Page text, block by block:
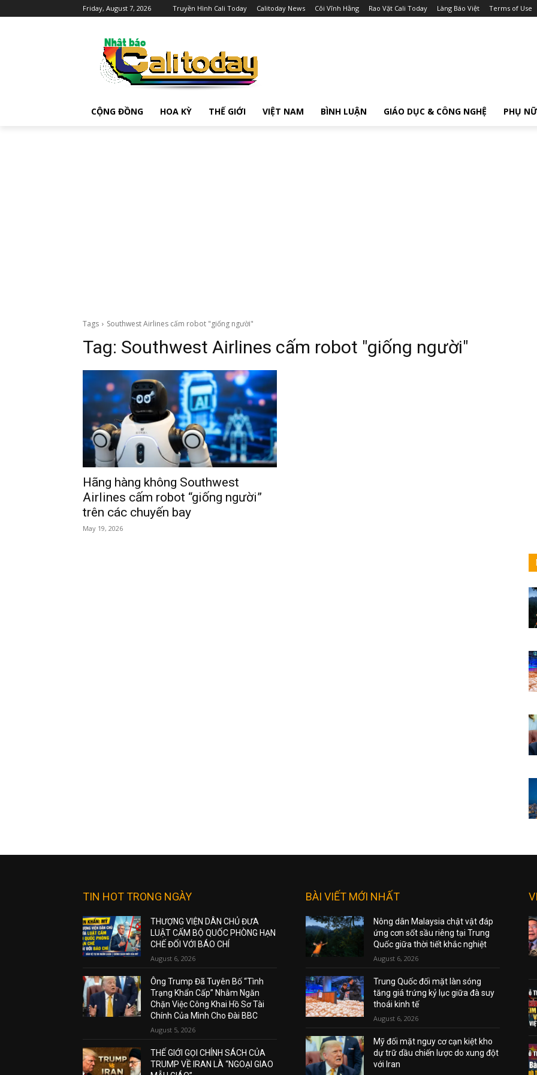
Friday, August 7, 2026 Truyền Hình Cali Today Calitoday News Cõi Vĩnh Hằng Rao Vặt Cali Today Làng Báo Việt Terms of Use
CỘNG ĐỒNG HOA KỲ THẾ GIỚI VIỆT NAM BÌNH LUẬN GIÁO DỤC & CÔNG NGHỆ PHỤ NỮ
Tags Southwest Airlines cấm robot "giống người"
Tag: Southwest Airlines cấm robot "giống người"
Hãng hàng không Southwest
Airlines cấm robot “giống người”
trên các chuyến bay
May 19, 2026
TIN HOT TRONG NGÀY
THƯỢNG VIỆN DÂN CHỦ ĐƯA
LUẬT CẤM BỘ QUỐC PHÒNG HẠN
CHẾ ĐỐI VỚI BÁO CHÍ
August 6, 2026
Ông Trump Đã Tuyên Bố “Tình
Trạng Khẩn Cấp” Nhằm Ngăn
Chặn Việc Công Khai Hồ Sơ Tài
Chính Của Mình Cho Đài BBC
August 5, 2026
THẾ GIỚI GỌI CHÍNH SÁCH CỦA
TRUMP VỀ IRAN LÀ “NGOẠI GIAO
BÀI VIẾT MỚI NHẤT
Nông dân Malaysia chật vật đáp
ứng cơn sốt sầu riêng tại Trung
Quốc giữa thời tiết khắc nghiệt
August 6, 2026
Trung Quốc đối mặt làn sóng
tăng giá trứng kỷ lục giữa đà suy
thoái kinh tế
August 6, 2026
Mỹ đối mặt nguy cơ cạn kiệt kho
dự trữ dầu chiến lược do xung đột
với Iran